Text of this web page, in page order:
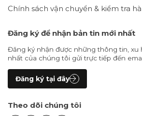
Chính sách vận chuyển & kiểm tra
Đăng ký để nhận bản tin mới nhất
Đăng ký nhận được những thông tin, xu
nhất của chúng tôi gửi trực tiếp đến
Đăng ký tại đây
Theo dõi chúng tôi